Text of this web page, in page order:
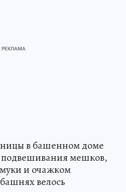
в башенном доме
подвешивания мешков,
и очажком
велось